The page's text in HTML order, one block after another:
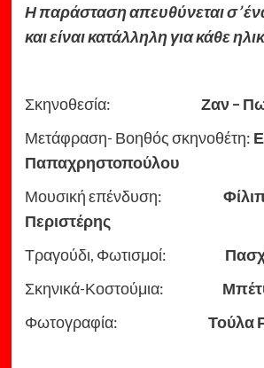
Η παράσταση απευθύνεται σ’
και είναι κατάλληλη για κάθε
Σκηνοθεσία: Ζαν –
Μετάφραση- Βοηθός σκηνοθέτη:
Παπαχρηστοπούλου
Μουσική επένδυση:
Περιστέρης
Τραγούδι, Φωτισμοί:
Σκηνικά-Κοστούμια:
Φωτογραφία: Τούλα